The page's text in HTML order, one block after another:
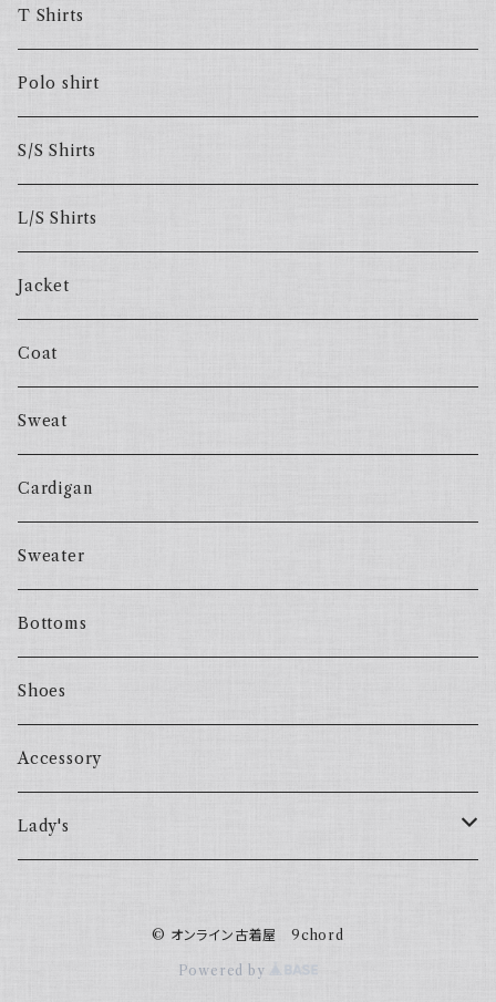
T Shirts
Polo shirt
S/S Shirts
L/S Shirts
Jacket
Coat
Sweat
Cardigan
Sweater
Bottoms
Shoes
Accessory
Lady's
© オンライン古着屋 9chord
Powered by